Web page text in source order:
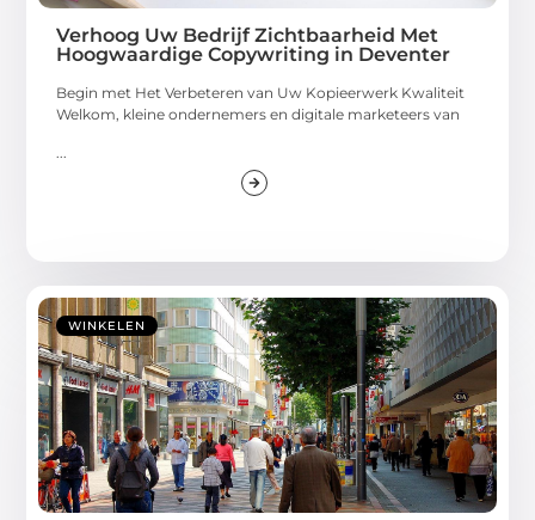
Verhoog Uw Bedrijf Zichtbaarheid Met
Hoogwaardige Copywriting in Deventer
Begin met Het Verbeteren van Uw Kopieerwerk Kwaliteit
Welkom, kleine ondernemers en digitale marketeers van
...
WINKELEN